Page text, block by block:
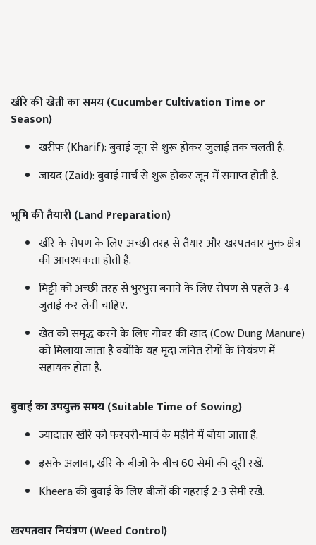
खीरे की खेती का समय (Cucumber Cultivation Time or
Season)
खरीफ (Kharif): बुवाई जून से शुरू होकर जुलाई तक चलती है.
जायद (Zaid): बुवाई मार्च से शुरू होकर जून में समाप्त होती है.
भूमि की तैयारी (Land Preparation)
खीरे के रोपण के लिए अच्छी तरह से तैयार और खरपतवार मुक्त क्षेत्र
की आवश्यकता होती है.
मिट्टी को अच्छी तरह से भुरभुरा बनाने के लिए रोपण से पहले 3-4
जुताई कर लेनी चाहिए.
खेत को समृद्ध करने के लिए गोबर की खाद (Cow Dung Manure)
को मिलाया जाता है क्योंकि यह मृदा जनित रोगों के नियंत्रण में
सहायक होता है.
बुवाई का उपयुक्त समय (Suitable Time of Sowing)
ज्यादातर खीरे को फरवरी-मार्च के महीने में बोया जाता है.
इसके अलावा, खीरे के बीजों के बीच 60 सेमी की दूरी रखें.
Kheera की बुवाई के लिए बीजों की गहराई 2-3 सेमी रखें.
खरपतवार नियंत्रण (Weed Control)